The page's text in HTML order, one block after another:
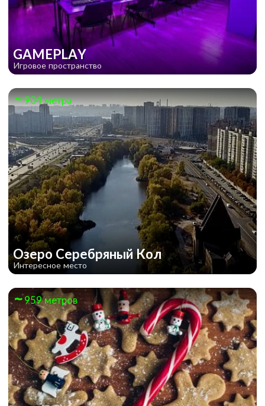
GAMEPLAY
Игровое пространство
904 метра
Озеро Серебряный Кол
Интересное место
959 метров